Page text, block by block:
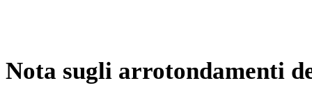
Nota sugli arrotondamenti